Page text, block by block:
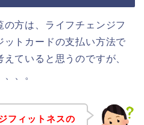
方は、ライフチェンジフ
ットカードの支払い方法で
ていると思うのですが、
、。
フィットネスの